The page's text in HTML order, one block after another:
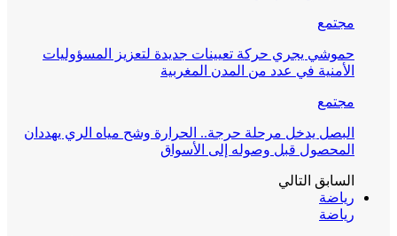
مجتمع
حموشي يجري حركة تعيينات جديدة لتعزيز المسؤوليات
الأمنية في عدد من المدن المغربية
مجتمع
البصل يدخل مرحلة حرجة.. الحرارة وشح مياه الري يهددان
المحصول قبل وصوله إلى الأسواق
السابق التالي
رياضة
رياضة